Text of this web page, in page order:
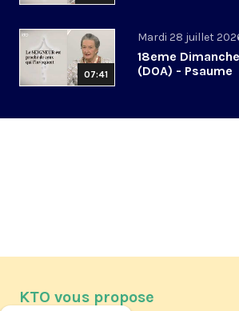
07:41
Mardi 28 juillet
18eme
(DOA) - Psaume
KTO vous propose